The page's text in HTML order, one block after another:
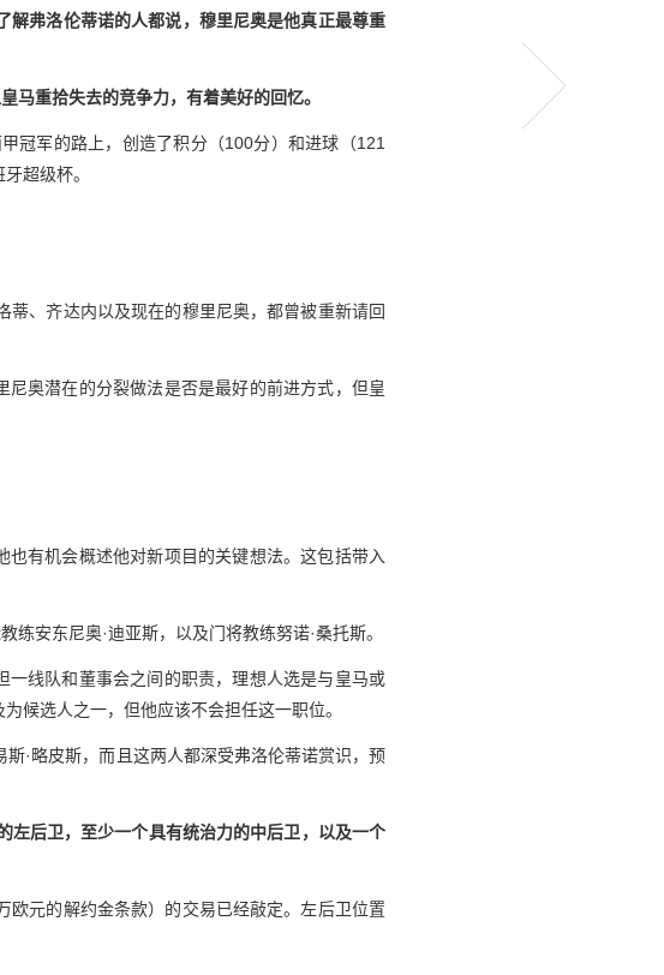
解弗洛伦蒂诺的人都说，穆里尼奥是他真正最尊重
马重拾失去的竞争力，有着美好的回忆。
冠军的路上，创造了积分（100分）和进球（121
超级杯。
、齐达内以及现在的穆里尼奥，都曾被重新请回
奥潜在的分裂做法是否是最好的前进方式，但皇
有机会概述他对新项目的关键想法。这包括带入
安东尼奥·迪亚斯，以及门将教练努诺·桑托斯。
一线队和董事会之间的职责，理想人选是与皇马或
候选人之一，但他应该不会担任这一职位。
·略皮斯，而且这两人都深受弗洛伦蒂诺赏识，预
左后卫，至少一个具有统治力的中后卫，以及一个
元的解约金条款）的交易已经敲定。左后卫位置